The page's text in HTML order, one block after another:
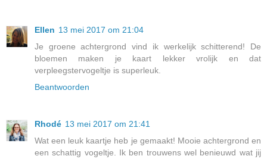
Ellen 13 mei 2017 om 21:04
Je groene achtergrond vind ik werkelijk schitterend! De
bloemen maken je kaart lekker vrolijk en dat
verpleegstervogeltje is superleuk.
Beantwoorden
Rhodé 13 mei 2017 om 21:41
Wat een leuk kaartje heb je gemaakt! Mooie achtergrond en
een schattig vogeltje. Ik ben trouwens wel benieuwd wat jij